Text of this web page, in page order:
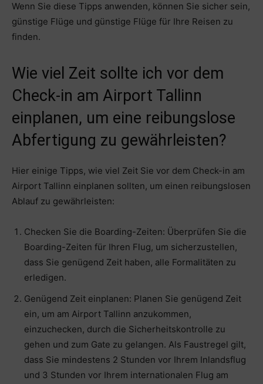
Wenn Sie diese Tipps anwenden, können Sie sicher sein,
günstige Flüge und günstige Flüge für Ihre Reisen zu
finden.
Wie viel Zeit sollte ich vor dem
Check-in am Airport Tallinn
einplanen, um eine reibungslose
Abfertigung zu gewährleisten?
Hier einige Tipps, wie viel Zeit Sie vor dem Check-in am
Airport Tallinn einplanen sollten, um einen reibungslosen
Ablauf zu gewährleisten:
Checken Sie die Boarding-Zeiten: Überprüfen Sie die
Boarding-Zeiten für Ihren Flug, um sicherzustellen,
dass Sie genügend Zeit haben, alle Formalitäten zu
erledigen.
Genügend Zeit einplanen: Planen Sie genügend Zeit
ein, um am Airport Tallinn anzukommen,
einzuchecken, durch die Sicherheitskontrolle zu
gehen und zum Gate zu gelangen. Als Faustregel gilt,
dass Sie mindestens 2 Stunden vor Ihrem Inlandsflug
und 3 Stunden vor Ihrem internationalen Flug am